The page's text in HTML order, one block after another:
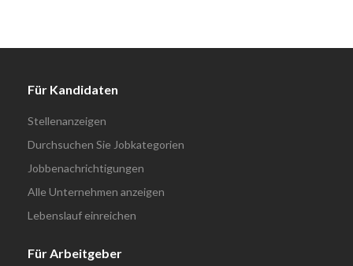
Für Kandidaten
Stellenanzeigen
Durchsuchen Sie Jobkategorien
Jobbenachrichtigungen
Alle Unternehmen anzeigen
Lebenslauf einreichen
Für Arbeitgeber